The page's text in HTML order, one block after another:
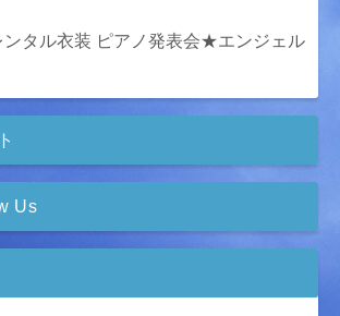
ンタル衣装 ピアノ発表会★エンジェル
Us